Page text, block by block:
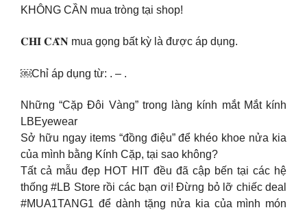
KHÔNG CẦN mua tròng tại shop!
𝐂𝐇𝐈̉ 𝐂𝐀̂̀𝐍 mua gọng bất kỳ là được áp dụng.
￼Chỉ áp dụng từ: . – .
Những “Cặp Đôi Vàng” trong làng kính mắt Mắt kính
LBEyewear
Sở hữu ngay items “đồng điệu” để khéo khoe nửa kia
của mình bằng Kính Cặp, tại sao không?
Tất cả mẫu đẹp HOT HIT đều đã cập bến tại các hệ
thống #LB Store rồi các bạn ơi! Đừng bỏ lỡ chiếc deal
#MUA1TANG1 để dành tặng nửa kia của mình món